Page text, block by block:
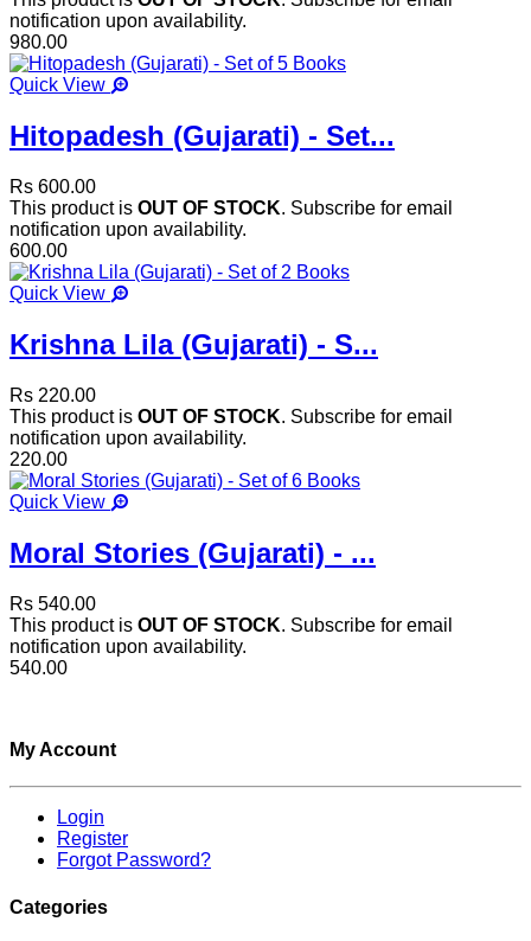
notification upon availability.
980.00
Quick View
Hitopadesh (Gujarati) - Set...
Rs 600.00
This product is OUT OF STOCK. Subscribe for email
notification upon availability.
600.00
Quick View
Krishna Lila (Gujarati) - S...
Rs 220.00
This product is OUT OF STOCK. Subscribe for email
notification upon availability.
220.00
Quick View
Moral Stories (Gujarati) - ...
Rs 540.00
This product is OUT OF STOCK. Subscribe for email
notification upon availability.
540.00
My Account
Login
Register
Forgot Password?
Categories